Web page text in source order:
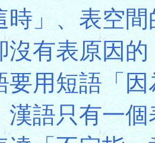
時」、表空
沒有表原因
要用短語「
漢語只有一